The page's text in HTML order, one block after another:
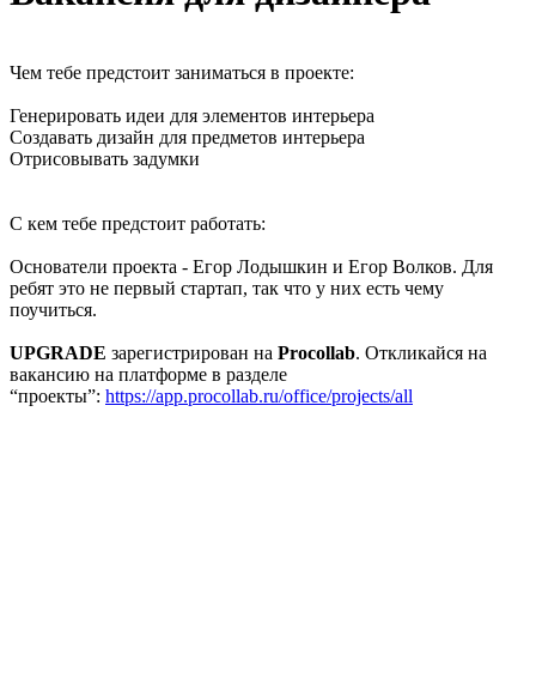
Чем тебе предстоит заниматься в проекте:
Генерировать идеи для элементов интерьера
Создавать дизайн для предметов интерьера
Отрисовывать задумки
С кем тебе предстоит работать:
Основатели проекта - Егор Лодышкин и Егор Волков. Для
ребят это не первый стартап, так что у них есть чему
поучиться.
UPGRADE зарегистрирован на Procollab. Откликайся на
вакансию на платформе в разделе
“проекты”: https://app.procollab.ru/office/projects/all